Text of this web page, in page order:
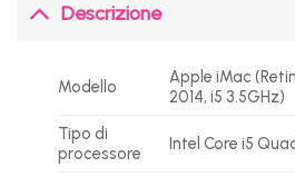
Descrizione
Modello
Apple iMac
2014, i5 3.5GHz)
Tipo di
processore
Intel Core i5